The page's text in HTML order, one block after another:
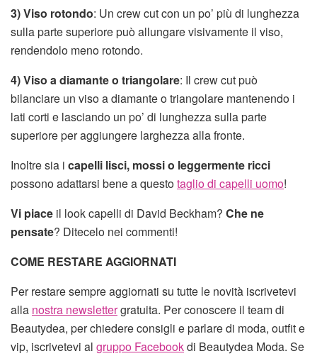
3)Viso rotondo: Un crew cut con un po’ più di lunghezza
sulla parte superiore può allungare visivamente il viso,
rendendolo meno rotondo.
4) Viso a diamante o triangolare: Il crew cut può
bilanciare un viso a diamante o triangolare mantenendo i
lati corti e lasciando un po’ di lunghezza sulla parte
superiore per aggiungere larghezza alla fronte.
Inoltre sia i capelli lisci, mossi o leggermente ricci
possono adattarsi bene a questotaglio di capelli uomo!
Vi piace il look capelli di David Beckham? Che ne
pensate? Ditecelo nei commenti!
COME RESTARE AGGIORNATI
Per restare sempre aggiornati su tutte le novità iscrivetevi
alla nostra newslettergratuita. Per conoscere il team di
Beautydea, per chiedere consigli e parlare di moda, outfit e
vip, iscrivetevi al gruppo Facebookdi Beautydea Moda. Se